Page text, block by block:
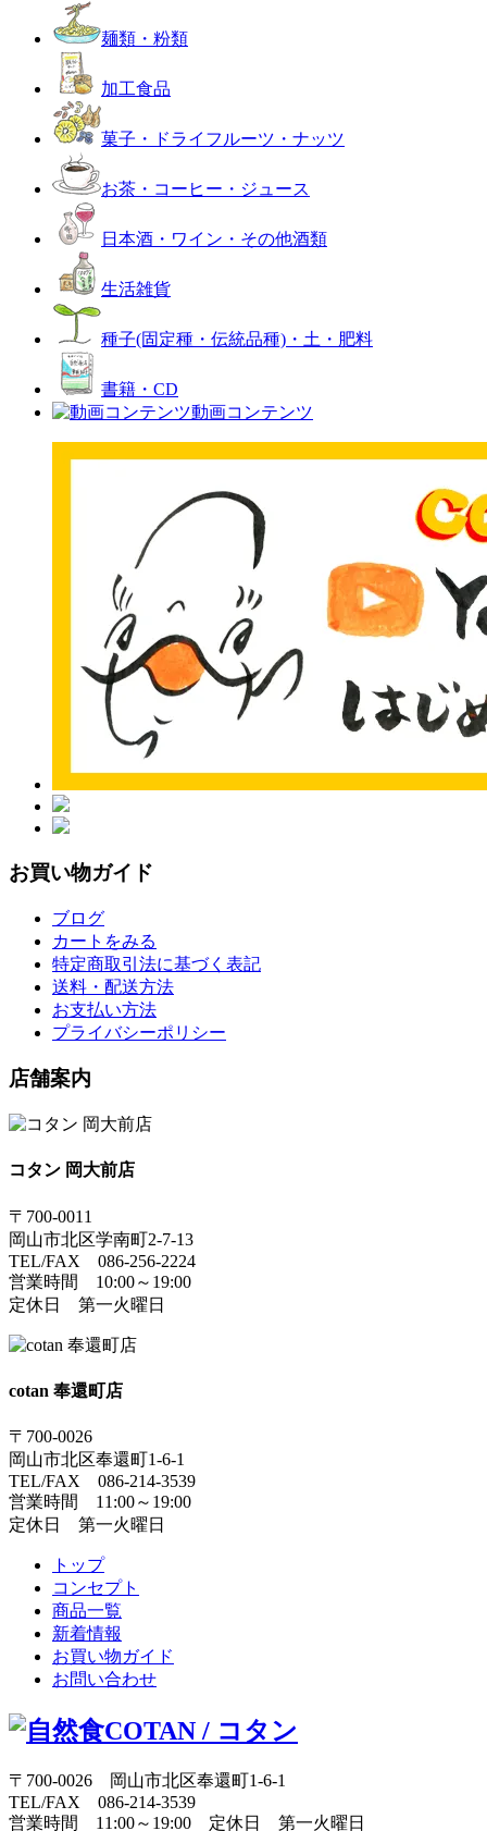
麺類・粉類
加工食品
菓子・ドライフルーツ・ナッツ
お茶・コーヒー・ジュース
日本酒・ワイン・その他酒類
生活雑貨
種子(固定種・伝統品種)・土・肥料
書籍・CD
動画コンテンツ
お買い物ガイド
ブログ
カートをみる
特定商取引法に基づく表記
送料・配送方法
お支払い方法
プライバシーポリシー
店舗案内
コタン 岡大前店
〒700-0011
岡山市北区学南町2-7-13
TEL/FAX 086-256-2224
営業時間 10:00～19:00
定休日 第一火曜日
cotan 奉還町店
〒700-0026
岡山市北区奉還町1-6-1
TEL/FAX 086-214-3539
営業時間 11:00～19:00
定休日 第一火曜日
トップ
コンセプト
商品一覧
新着情報
お買い物ガイド
お問い合わせ
〒700-0026 岡山市北区奉還町1-6-1
TEL/FAX 086-214-3539
営業時間 11:00～19:00 定休日 第一火曜日